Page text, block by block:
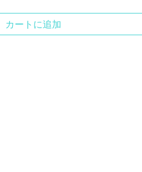
カートに追加